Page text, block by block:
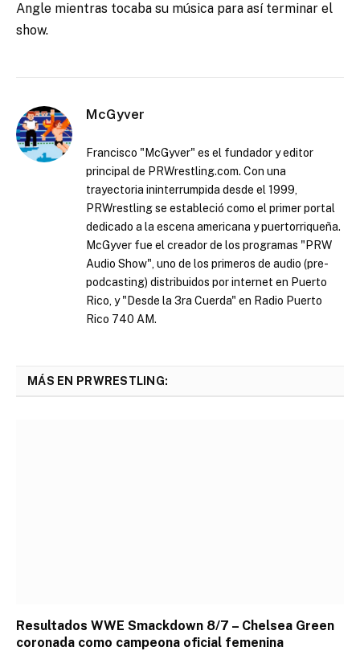
Angle mientras tocaba su música para así terminar el
show.
McGyver
Francisco "McGyver" es el fundador y editor
principal de PRWrestling.com. Con una
trayectoria ininterrumpida desde el 1999,
PRWrestling se estableció como el primer portal
dedicado a la escena americana y puertorriqueña.
McGyver fue el creador de los programas "PRW
Audio Show", uno de los primeros de audio (pre-
podcasting) distribuidos por internet en Puerto
Rico, y "Desde la 3ra Cuerda" en Radio Puerto
Rico 740 AM.
MÁS EN PRWRESTLING:
Resultados WWE Smackdown 8/7 – Chelsea Green
coronada como campeona oficial femenina